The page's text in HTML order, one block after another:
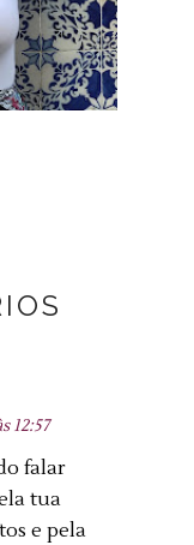
12:57
falar
tua
e pela